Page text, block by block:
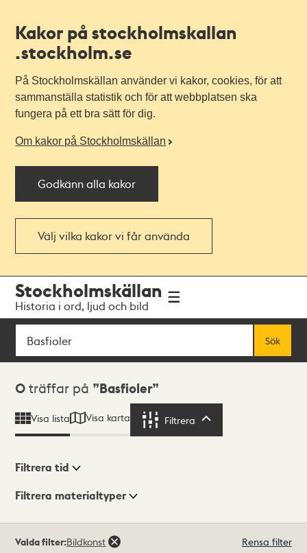
Kakor på stockholmskallan
.stockholm.se
På Stockholmskällan använder vi kakor, cookies, för att
sammanställa statistik och för att webbplatsen ska
fungera på ett bra sätt för dig.
Om kakor på Stockholmskällan
Godkänn alla kakor
Välj vilka kakor vi får använda
navigationen
huvudinnehållet
Stockholmskällan
Historia i ord, ljud och bild
Sök
Sök
Sökresultat
0 träffar på Basfioler
Visa lista Visa karta Filtrera
Visningsläge
Filtrera tid
Filtrera materialtyper
träffar
Valda filter:Bildkonst Rensa filter